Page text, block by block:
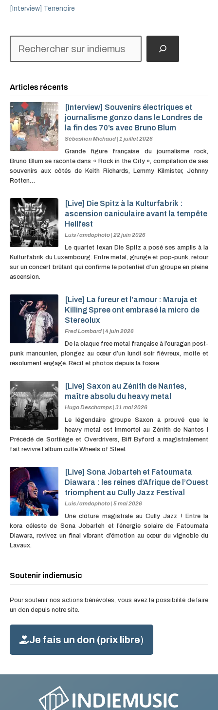
[Interview] Terrenoire
Articles récents
[Interview] Souvenirs électriques et
journalisme gonzo dans le Londres de
la fin des 70’s avec Bruno Blum
Sébastien Michaud | 1 juillet 2026
Grande figure française du journalisme rock,
Bruno Blum se raconte dans « Rock in the City », compilation de ses
souvenirs aux côtés de Keith Richards, Lemmy Kilmister, Johnny
Rotten…
[Live] Die Spitz à la Kulturfabrik :
ascension caniculaire avant la tempête
Hellfest
Luis / amdophoto | 22 juin 2026
Le quartet texan Die Spitz a posé ses amplis à la
Kulturfabrik du Luxembourg. Entre metal, grunge et pop-punk, retour
sur un concert brûlant qui confirme le potentiel d’un groupe en pleine
ascension.
[Live] La fureur et l’amour : Maruja et
Killing Spree ont embrasé la micro de
Stereolux
Fred Lombard | 4 juin 2026
De la claque free metal française à l’ouragan post-
punk mancunien, plongez au cœur d’un lundi soir fiévreux, moite et
résolument engagé. Récit et photos depuis la fosse.
[Live] Saxon au Zénith de Nantes,
maître absolu du heavy metal
Hugo Deschamps | 31 mai 2026
Le légendaire groupe Saxon a prouvé que le
heavy metal est immortel au Zénith de Nantes !
Précédé de Sortilège et Overdrivers, Biff Byford a magistralement
fait revivre l’album culte Wheels of Steel.
[Live] Sona Jobarteh et Fatoumata
Diawara : les reines d’Afrique de l’Ouest
triomphent au Cully Jazz Festival
Luis / amdophoto | 5 mai 2026
Une clôture magistrale au Cully Jazz ! Entre la
kora céleste de Sona Jobarteh et l’énergie solaire de Fatoumata
Diawara, revivez un final vibrant d’émotion au cœur du vignoble du
Lavaux.
Soutenir indiemusic
Pour soutenir nos actions bénévoles, vous avez la possibilité de faire
un don depuis notre site.
Je fais un don (prix libre)